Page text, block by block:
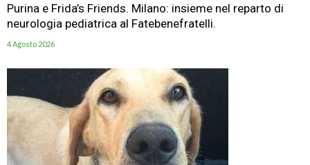
Purina e Frida’s Friends. Milano: insieme nel reparto di
neurologia pediatrica al Fatebenefratelli.
4 Agosto 2026